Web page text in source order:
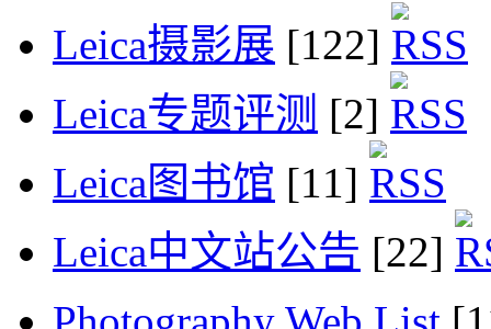
Leica摄影展 [122]
Leica专题评测 [2]
Leica图书馆 [11]
Leica中文站公告 [22]